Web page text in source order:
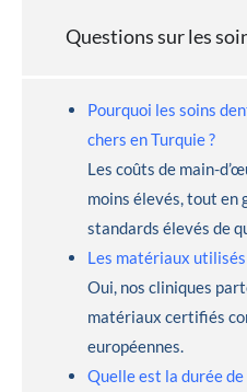
Questions sur les
Pourquoi les soins
chers en Turquie ?
Les coûts de main-
moins élevés, tout en
standards élevés de
Les matériaux
Oui, nos cliniques
matériaux certifiés
européennes.
Quelle est la durée